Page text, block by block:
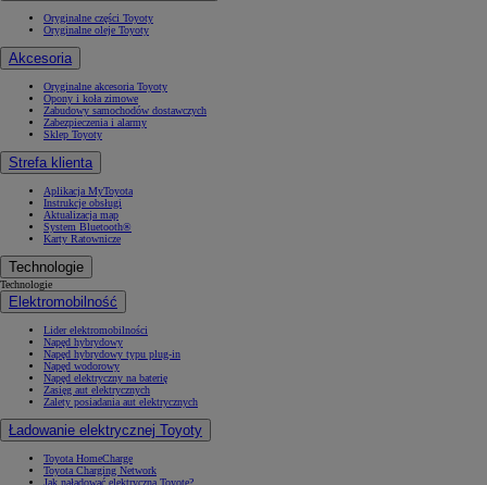
Oryginalne części Toyoty
Oryginalne oleje Toyoty
Akcesoria
Oryginalne akcesoria Toyoty
Opony i koła zimowe
Zabudowy samochodów dostawczych
Zabezpieczenia i alarmy
Sklep Toyoty
Strefa klienta
Aplikacja MyToyota
Instrukcje obsługi
Aktualizacja map
System Bluetooth®
Karty Ratownicze
Technologie
Technologie
Elektromobilność
Lider elektromobilności
Napęd hybrydowy
Napęd hybrydowy typu plug-in
Napęd wodorowy
Napęd elektryczny na baterię
Zasięg aut elektrycznych
Zalety posiadania aut elektrycznych
Ładowanie elektrycznej Toyoty
Toyota HomeCharge
Toyota Charging Network
Jak naładować elektryczną Toyotę?